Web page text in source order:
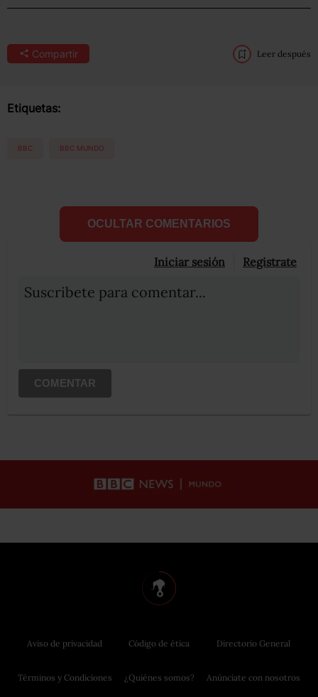
Compartir Leer después
Etiquetas:
BBC BBC MUNDO
OCULTAR COMENTARIOS
Iniciar sesión Registrate
Suscribete para comentar...
COMENTAR
Aviso de privacidad
Términos y Condiciones
Código de ética
¿Quiénes somos?
Directorio General
Anúnciate con nosotros